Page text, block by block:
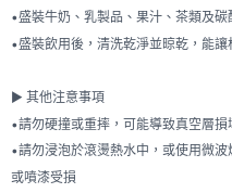
•盛裝牛奶、乳製品、果汁、茶類及
•盛裝飲用後，清洗乾淨並晾乾，能讓
► 其他注意事項
•請勿硬撞或重摔，可能導致真空層損
•請勿浸泡於滾燙熱水中，或使用微
或噴漆受損